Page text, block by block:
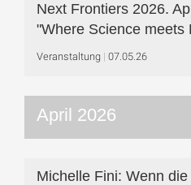
Next Frontiers 2026.
"Where Science meets
Veranstaltung 07.05.26
April 2026
Michelle Fini: Wenn